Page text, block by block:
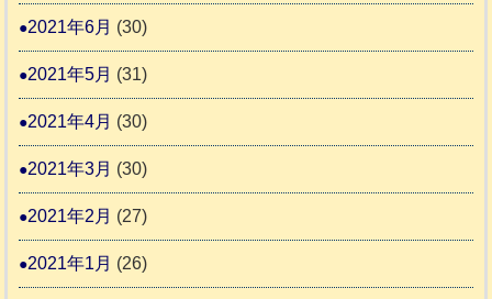
2021年6月 (30)
2021年5月 (31)
2021年4月 (30)
2021年3月 (30)
2021年2月 (27)
2021年1月 (26)